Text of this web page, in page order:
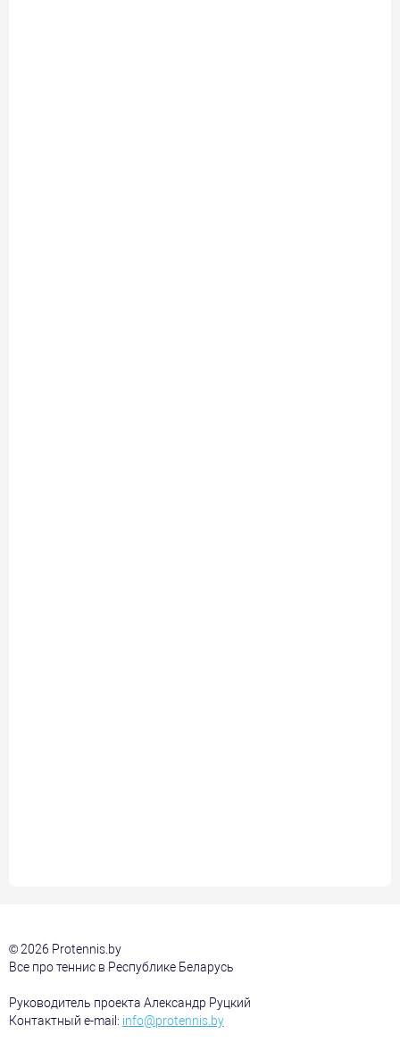
© 2026 Protennis.by
Все про теннис в Республике Беларусь
Руководитель проекта Александр Руцкий
Контактный e-mail: info@protennis.by